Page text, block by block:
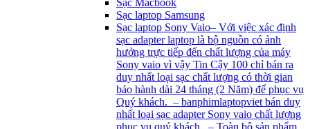
Sạc Macbook
Sạc laptop Samsung
Sạc laptop Sony Vaio– Với việc xác định
sạc adapter laptop là bộ nguồn có ảnh
hưởng trực tiếp đến chất lượng của máy
Sony vaio vì vậy Tin Cậy 100 chỉ bán ra
duy nhất loại sạc chất lượng có thời gian
bảo hành dài 24 tháng (2 Năm) để phục vụ
Quý khách. – banphimlaptopviet bán duy
nhất loại sạc adapter Sony vaio chất lượng
phục vụ quý khách. – Toàn bộ sản phẩm